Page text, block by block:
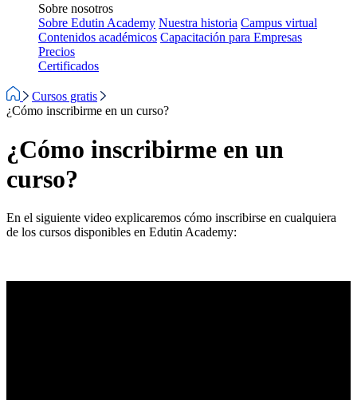
Sobre nosotros
Sobre Edutin Academy Nuestra historia Campus virtual
Contenidos académicos Capacitación para Empresas
Precios
Certificados
Cursos gratis
¿Cómo inscribirme en un curso?
¿Cómo inscribirme en un
curso?
En el siguiente video explicaremos cómo inscribirse en cualquiera
de los cursos disponibles en Edutin Academy: